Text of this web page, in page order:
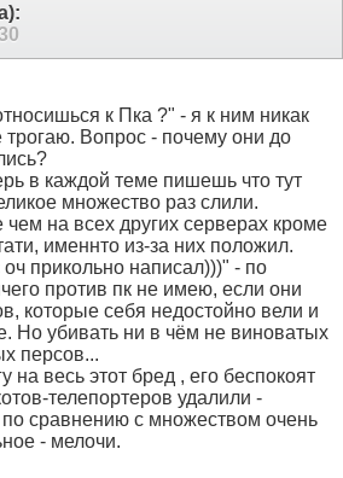
к Пка ?" - я к ним никак
Вопрос - почему они до
в каждой теме пишешь что тут
множество раз слили.
на всех других серверах кроме
именнто из-за них положил.
прикольно написал)))" - по
против пк не имею, если они
которые себя недостойно вели и
Но убивать ни в чём не виноватых
персов...
весь этот бред , его беспокоят
телепортеров удалили -
сравнению с множеством очень
- мелочи.